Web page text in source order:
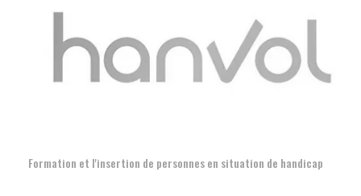
Formation et l'insertion de personnes en situation de handicap